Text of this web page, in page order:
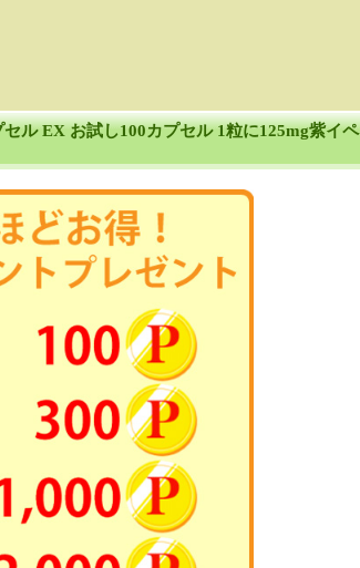
ル EX お試し100カプセル 1粒に125mg紫イペ